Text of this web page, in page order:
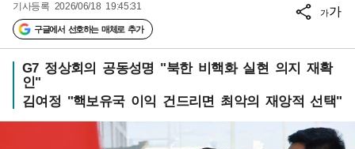
기사등록 2026/06/18 19:45:31
구글에서 선호하는 매체로 추가
가가
G7 정상회의 공동성명 "북한 비핵화 실현 의지 재확
인"
김여정 "핵보유국 이익 건드리면 최악의 재앙적 선택"